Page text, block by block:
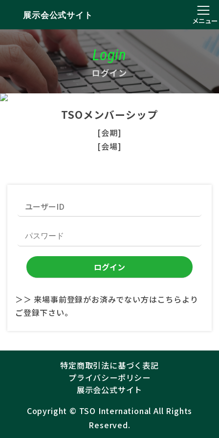
展示会公式サイト
メニュー
Login
ログイン
TSOメンバーシップ
[会期]
[会場]
＞＞ 来場事前登録がお済みでない方はこちらより
ご登録下さい。
特定商取引法に基づく表記
プライバシーポリシー
展示会公式サイト
Copyright ©︎ TSO International All Rights
Reserved.